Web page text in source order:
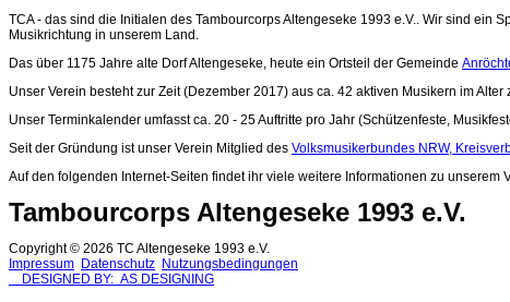
TCA - das sind die Initialen des Tambourcorps Altengeseke 1993 e.V.. Wir sind
Musikrichtung in unserem Land.
Das über 1175 Jahre alte Dorf Altengeseke, heute ein Ortsteil der Gemeinde
Unser Verein besteht zur Zeit (Dezember 2017) aus ca. 42 aktiven Musikern im
Unser Terminkalender umfasst ca. 20 - 25 Auftritte pro Jahr (Schützenfeste,
Seit der Gründung ist unser Verein Mitglied des Volksmusikerbundes NRW,
Auf den folgenden Internet-Seiten findet ihr viele weitere Informationen zu unserem
Tambourcorps Altengeseke 1993 e.V.
Copyright © 2026 TC Altengeseke 1993 e.V.
Impressum Datenschutz Nutzungsbedingungen
DESIGNED BY: AS DESIGNING